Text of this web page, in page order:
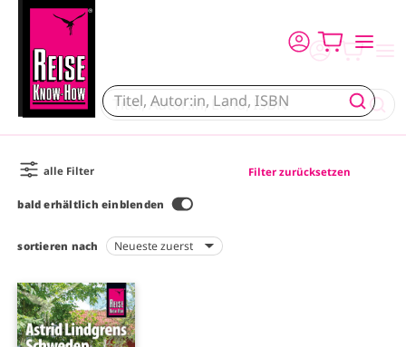
alle Filter Filter zurücksetzen
bald erhältlich einblenden
sortieren nach
I
m
a